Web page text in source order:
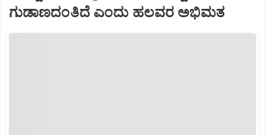
ಗುಡಾಣದಂತಿದೆ ಎಂದು ಹಲವರ ಅಭಿಮತ